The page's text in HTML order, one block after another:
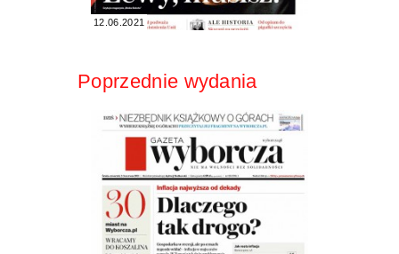
12.06.2021
Poprzednie wydania